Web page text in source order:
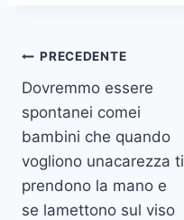
Navigazione
articoli
PRECEDENTE
Dovremmo essere
spontanei comei
bambini che quando
vogliono unacarezza ti
prendono la mano e
se lamettono sul viso